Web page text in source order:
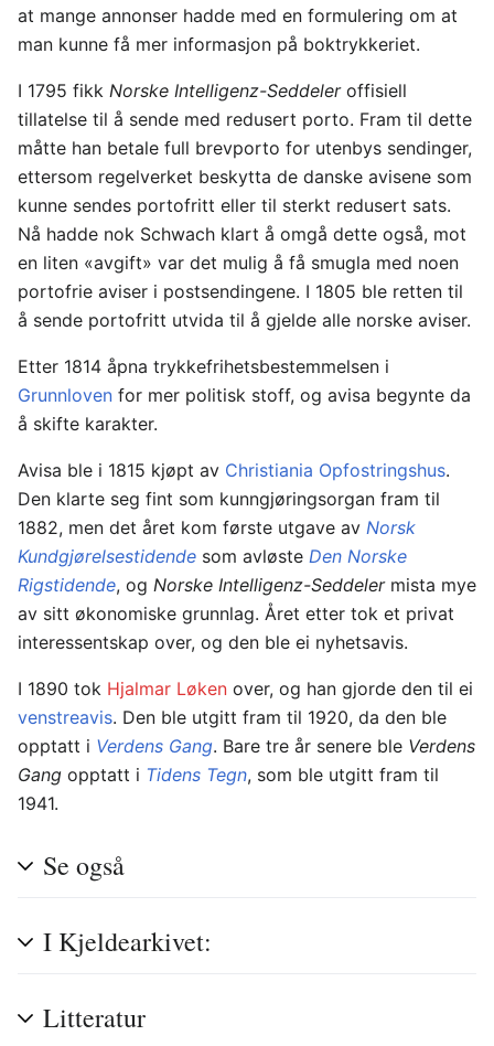
at mange annonser hadde med en formulering om at
man kunne få mer informasjon på boktrykkeriet.
I 1795 fikk Norske Intelligenz-Seddeleroffisiell
tillatelse til å sende med redusert porto. Fram til dette
måtte han betale full brevporto for utenbys sendinger,
ettersom regelverket beskytta de danske avisene som
kunne sendes portofritt eller til sterkt redusert sats.
Nå hadde nok Schwach klart å omgå dette også, mot
en liten «avgift» var det mulig å få smugla med noen
portofrie aviser i postsendingene. I 1805 ble retten til
å sende portofritt utvida til å gjelde alle norske aviser.
Etter 1814 åpna trykkefrihetsbestemmelsen i
Grunnloven for mer politisk stoff, og avisa begynte da
å skifte karakter.
Avisa ble i 1815 kjøpt av Christiania Opfostringshus.
Den klarte seg fint som kunngjøringsorgan fram til
1882, men det året kom første utgave av Norsk
Kundgjørelsestidende som avløste Den Norske
Rigstidende, og Norske Intelligenz-Seddelermista mye
av sitt økonomiske grunnlag. Året etter tok et privat
interessentskap over, og den ble ei nyhetsavis.
I 1890 tok Hjalmar Løken over, og han gjorde den til ei
venstreavis. Den ble utgitt fram til 1920, da den ble
opptatt i Verdens Gang. Bare tre år senere ble Verdens
Gang opptatt i Tidens Tegn, som ble utgitt fram til
1941.
Se også
I Kjeldearkivet:
Litteratur